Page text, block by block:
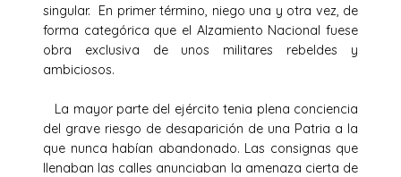
singular. En primer término, niego una y otra vez, de
forma categórica que el Alzamiento Nacional fuese
obra exclusiva de unos militares rebeldes y
ambiciosos.
La mayor parte del ejército tenia plena conciencia
del grave riesgo de desaparición de una Patria a la
que nunca habían abandonado. Las consignas que
llenaban las calles anunciaban la amenaza cierta de